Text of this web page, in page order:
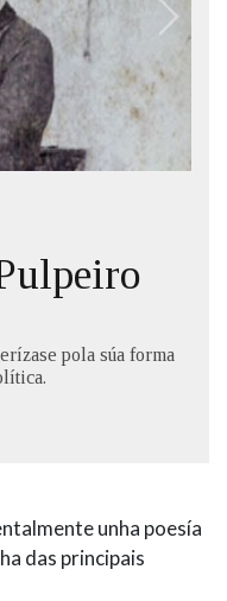
CORPORATIVA
DEL ADALID
EMILIA PARDO
HOMENAXEADAS
DLG
DAS LETRAS
PALABRAS
pola súa forma
unha poesía
das principais